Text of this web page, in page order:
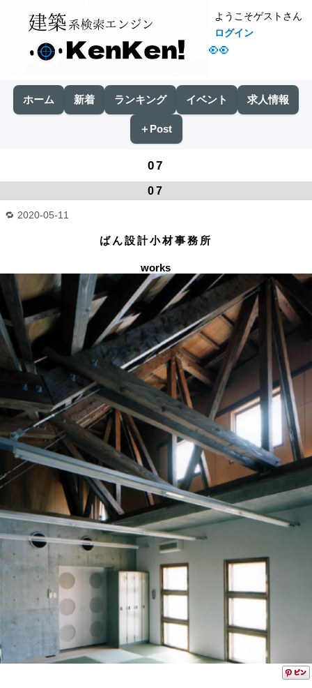
👀
ようこそゲストさん
ログイン
ホーム 新着 ランキング イベント 求人情報
＋Post
07
07
2020-05-11
ばん設計小材事務所
works